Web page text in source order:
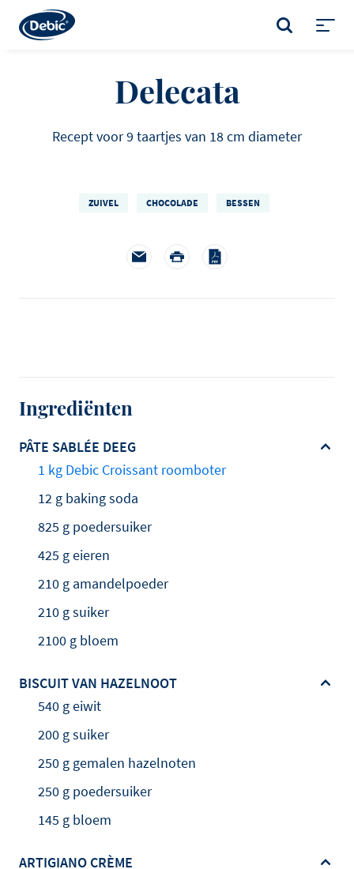
main
ZOEKEN
Delecata
Recept voor 9 taartjes van 18 cm diameter
ZUIVEL CHOCOLADE BESSEN
Ingrediënten
PÂTE SABLÉE DEEG
1 kg Debic Croissant roomboter
12 g baking soda
825 g poedersuiker
425 g eieren
210 g amandelpoeder
210 g suiker
2100 g bloem
BISCUIT VAN HAZELNOOT
540 g eiwit
200 g suiker
250 g gemalen hazelnoten
250 g poedersuiker
145 g bloem
ARTIGIANO CRÈME